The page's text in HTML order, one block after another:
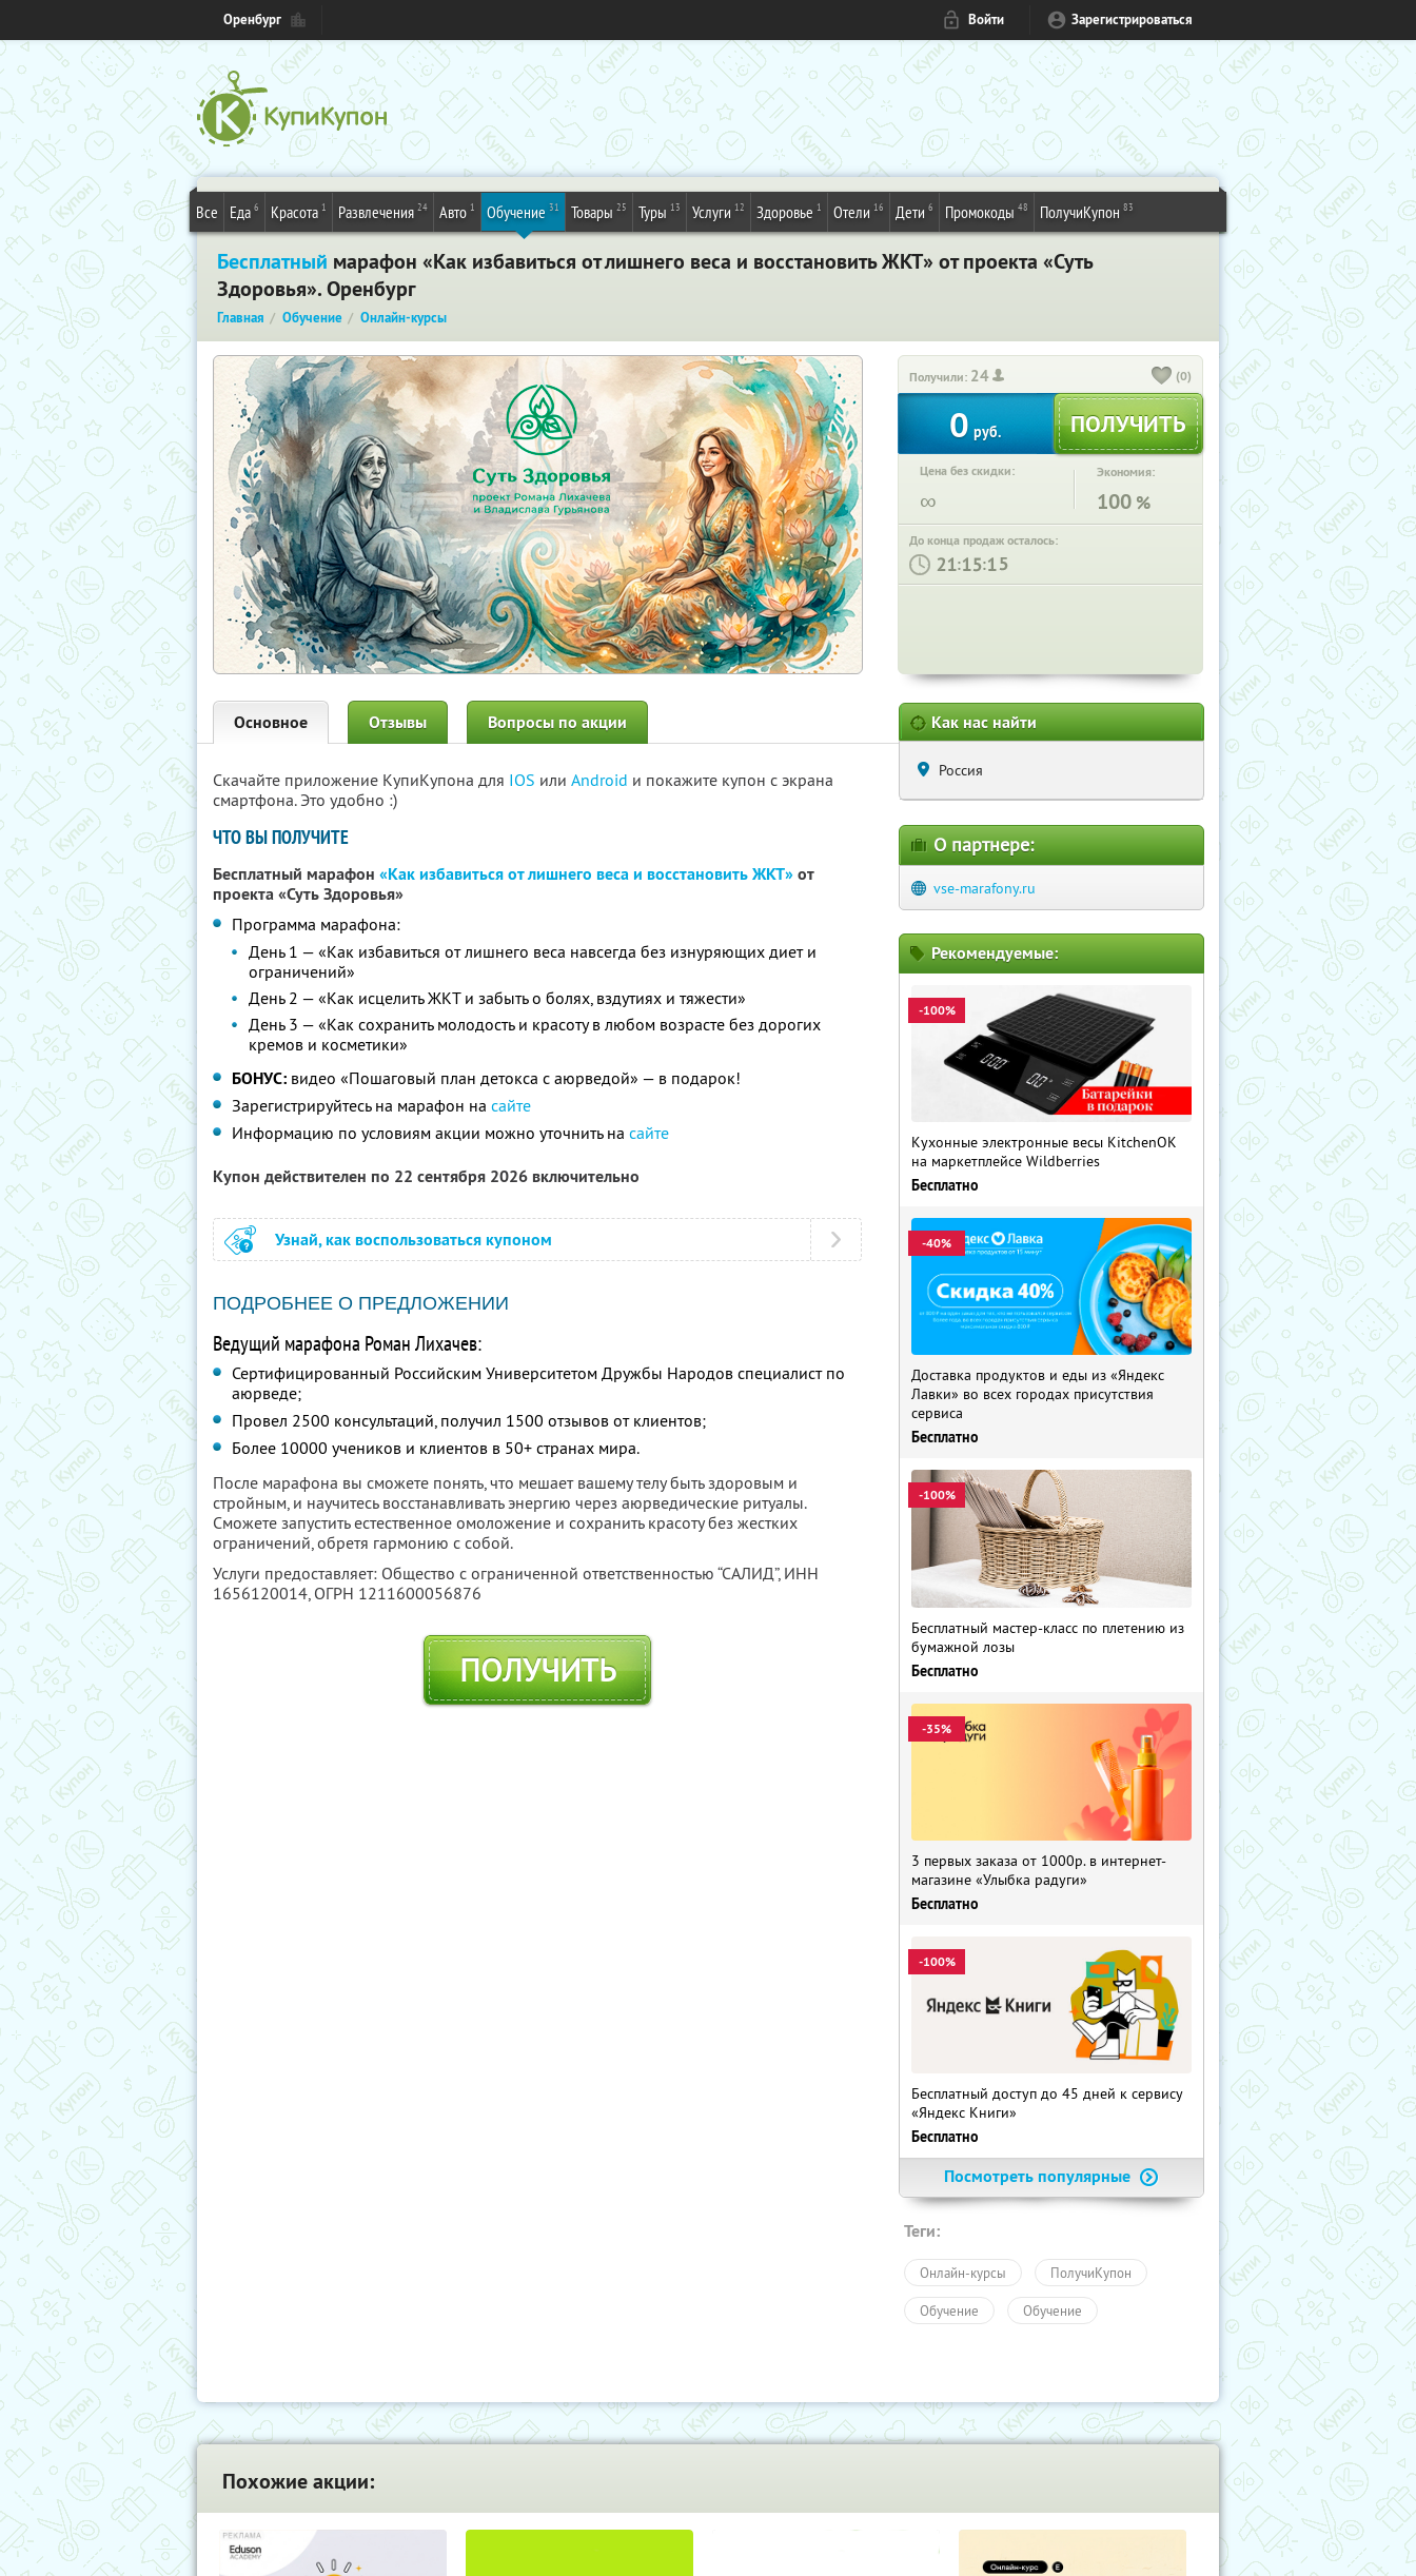
Оренбург Войти Зарегистрироваться
Все Еда 6 Красота 1 Развлечения 24 Авто 1 Обучение 31 Товары 25 Туры 13 Услуги 12 Здоровье 1 Отели 16 Дети 6 Промокоды 48 ПолучиКупон 83
Бесплатный марафон «Как избавиться от лишнего веса и восстановить ЖКТ» от проекта «Суть
Здоровья». Оренбург
Главная Обучение Онлайн-курсы
Получили: 24 (0)
0 руб.
Цена без скидки:
∞
Экономия:
100 %
До конца продаж осталось:
: :
Основное Отзывы Вопросы по акции
Скачайте приложение КупиКупона для IOS или Android и покажите купон с экрана
смартфона. Это удобно :)
ЧТО ВЫ ПОЛУЧИТЕ
Бесплатный марафон «Как избавиться от лишнего веса и восстановить ЖКТ»от
проекта «Суть Здоровья»
Программа марафона:
День 1 — «Как избавиться от лишнего веса навсегда без изнуряющих диет и
ограничений»
День 2 — «Как исцелить ЖКТ и забыть о болях, вздутиях и тяжести»
День 3 — «Как сохранить молодость и красоту в любом возрасте без дорогих
кремов и косметики»
БОНУС: видео «Пошаговый план детокса с аюрведой» — в подарок!
Зарегистрируйтесь на марафон на сайте
Информацию по условиям акции можно уточнить на сайте
Купон действителен по 22 сентября 2026 включительно
Узнай, как воспользоваться купоном
ПОДРОБНЕЕ О ПРЕДЛОЖЕНИИ
Ведущий марафона Роман Лихачев:
Сертифицированный Российским Университетом Дружбы Народов специалист по
аюрведе;
Провел 2500 консультаций, получил 1500 отзывов от клиентов;
Более 10000 учеников и клиентов в 50+ странах мира.
После марафона вы сможете понять, что мешает вашему телу быть здоровым и
стройным, и научитесь восстанавливать энергию через аюрведические ритуалы.
Сможете запустить естественное омоложение и сохранить красоту без жестких
ограничений, обретя гармонию с собой.
Услуги предоставляет: Общество с ограниченной ответственностью “САЛИД”, ИНН
1656120014, ОГРН 1211600056876
ПОЛУЧИТЬ
Как нас найти
Россия
О партнере:
vse-marafony.ru
Рекомендуемые:
-100%
Кухонные электронные весы KitchenOK
на маркетплейсе Wildberries
Бесплатно
-40%
Доставка продуктов и еды из «Яндекс
Лавки» во всех городах присутствия
сервиса
Бесплатно
-100%
Бесплатный мастер-класс по плетению из
бумажной лозы
Бесплатно
-35%
3 первых заказа от 1000р. в интернет-
магазине «Улыбка радуги»
Бесплатно
-100%
Бесплатный доступ до 45 дней к сервису
«Яндекс Книги»
Бесплатно
Посмотреть популярные
Теги:
Онлайн-курсы ПолучиКупон
Обучение Обучение
Похожие акции: